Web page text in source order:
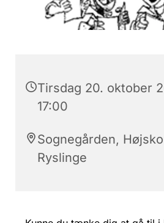
Tirsdag 20. oktober
17:00
Sognegården,
Ryslinge